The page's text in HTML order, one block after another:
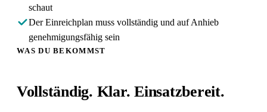
schaut
Der Einreichplan muss vollständig und auf Anhieb
genehmigungsfähig sein
WAS DU BEKOMMST
Vollständig. Klar. Einsatzbereit.